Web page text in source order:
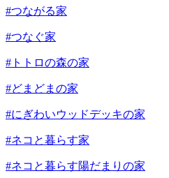
#つながる家
#つなぐ家
#トトロの森の家
#どまどまの家
#にぎわいウッドデッキの家
#ネコと暮らす家
#ネコと暮らす陽だまりの家